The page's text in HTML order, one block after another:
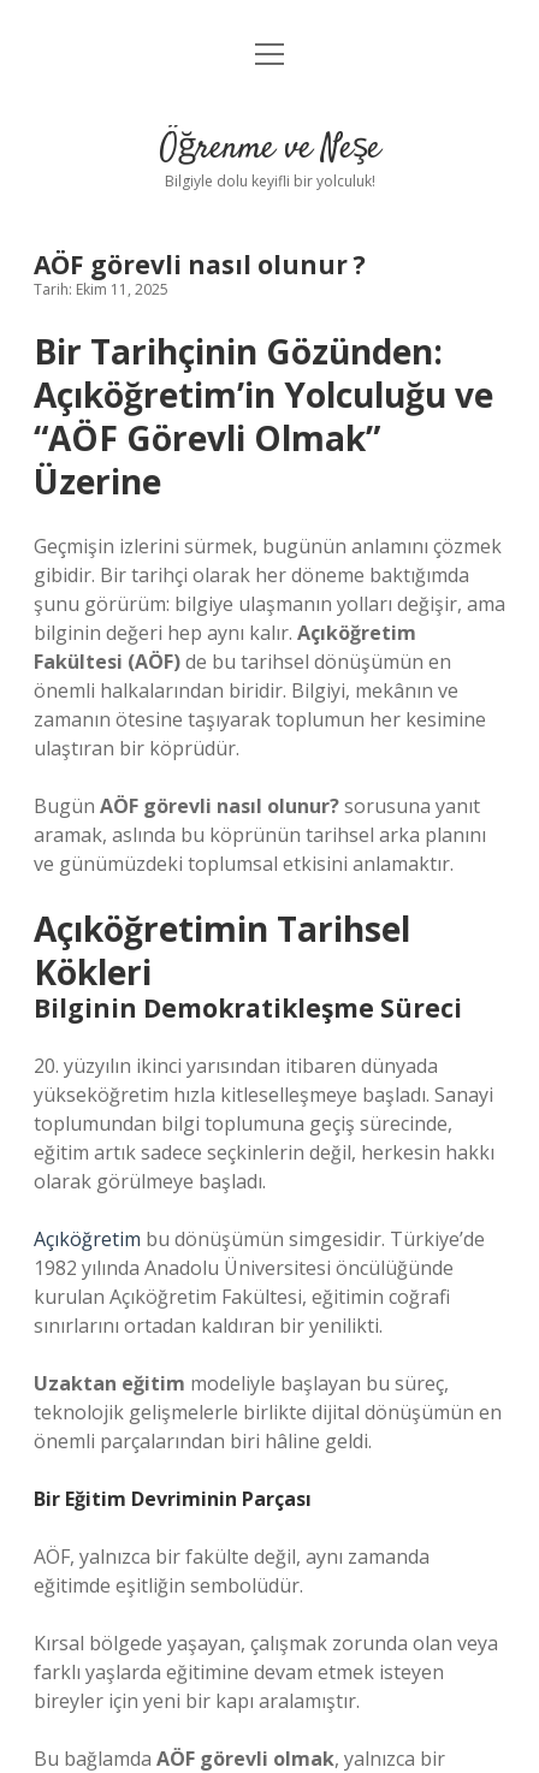
Anasayfa
Yasal Uyarı
menüyü
Öğrenme ve Neşe
Bilgiyle dolu keyifli bir yolculuk!
AÖF görevli nasıl olunur ?
Tarih: Ekim 11, 2025
Bir Tarihçinin Gözünden:
Açıköğretim’in Yolculuğu ve
“AÖF Görevli Olmak”
Üzerine
Geçmişin izlerini sürmek, bugünün anlamını çözmek
gibidir. Bir tarihçi olarak her döneme baktığımda
şunu görürüm: bilgiye ulaşmanın yolları değişir, ama
bilginin değeri hep aynı kalır. Açıköğretim
Fakültesi (AÖF)de bu tarihsel dönüşümün en
önemli halkalarından biridir. Bilgiyi, mekânın ve
zamanın ötesine taşıyarak toplumun her kesimine
ulaştıran bir köprüdür.
Bugün AÖF görevli nasıl olunur?sorusuna yanıt
aramak, aslında bu köprünün tarihsel arka planını
ve günümüzdeki toplumsal etkisini anlamaktır.
Açıköğretimin Tarihsel
Kökleri
Bilginin Demokratikleşme Süreci
20. yüzyılın ikinci yarısından itibaren dünyada
yükseköğretim hızla kitleselleşmeye başladı. Sanayi
toplumundan bilgi toplumuna geçiş sürecinde,
eğitim artık sadece seçkinlerin değil, herkesin hakkı
olarak görülmeye başladı.
Açıköğretim bu dönüşümün simgesidir. Türkiye’de
1982 yılında Anadolu Üniversitesi öncülüğünde
kurulan Açıköğretim Fakültesi, eğitimin coğrafi
sınırlarını ortadan kaldıran bir yenilikti.
Uzaktan eğitim modeliyle başlayan bu süreç,
teknolojik gelişmelerle birlikte dijital dönüşümün en
önemli parçalarından biri hâline geldi.
Bir Eğitim Devriminin Parçası
AÖF, yalnızca bir fakülte değil, aynı zamanda
eğitimde eşitliğin sembolüdür.
Kırsal bölgede yaşayan, çalışmak zorunda olan veya
farklı yaşlarda eğitimine devam etmek isteyen
bireyler için yeni bir kapı aralamıştır.
Bu bağlamda AÖF görevli olmak, yalnızca bir